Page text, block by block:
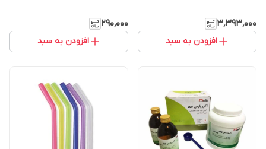
۳٬۳۹۳٬۰۰۰
افزودن به سبد
۲۹۰٬۰۰۰
افزودن به سبد